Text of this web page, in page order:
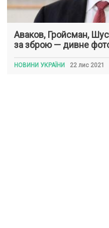
Аваков, Гройсман,
за зброю — дивне
НОВИНИ УКРАЇНИ 22 лис 2021